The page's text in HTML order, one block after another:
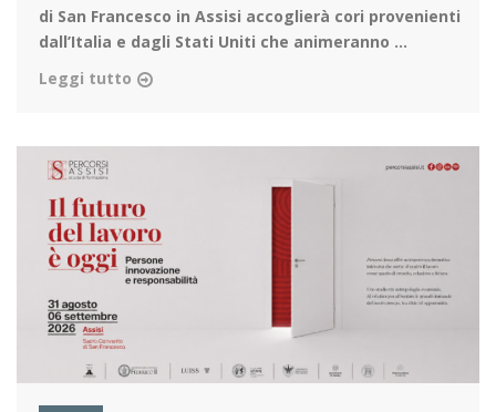
di San Francesco in Assisi accoglierà cori provenienti
dall’Italia e dagli Stati Uniti che animeranno ...
Leggi tutto